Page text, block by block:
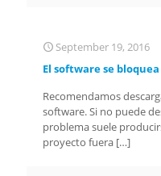
September 19, 2016
El software se
Recomendamos
software. Si no puede
problema suele
proyecto fuera […]